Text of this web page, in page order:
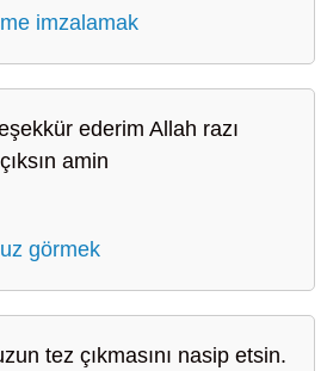
imzalamak
ederim Allah razı
amin
görmek
tez çıkmasını nasip etsin.